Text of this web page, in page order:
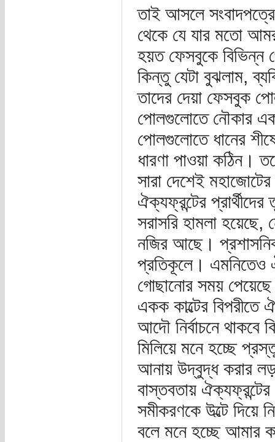
তাই আসলে
থেকে যে যার মতো
হয়ত ফেসবুকে বিভিন্ন
কিন্তু যেটা বুঝলাম,
তাদের দেয়া ফেসবুক
পোলগুলোতে নৌকার
পোলগুলোতে ধানের
ধারণা পাওয়া কঠিন।
সারা দেশেই
ঐক্যফ্রন্টের
সরাসরি হামলা হয়েছে,
নজির আছে।
প্রতিকূলে। এমনিতেও
গোছানোর সময়
একক কাল্টের বিপরীতে
আদৌ নির্বাচনে থাকবে
মিলিয়ে মনে হচ্ছে
আনায় উদ্বুদ্ধ করার
বাস্তবতায়
সমীকরণকে উল্টে
বলে মনে হচ্ছে আমার